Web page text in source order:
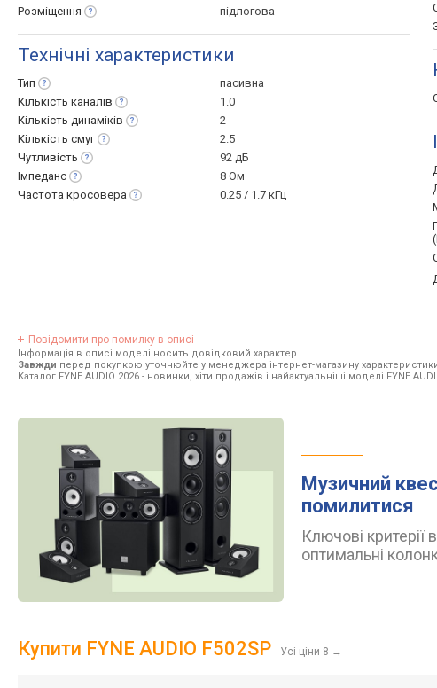
Розміщення
підлогова
Технічні характеристики
Тип
пасивна
Кількість каналів
1.0
Кількість динаміків
2
Кількість смуг
2.5
Чутливість
92 дБ
Імпеданс
8 Ом
Частота кросовера 0.25 / 1.7 кГц
Повідомити про помилку в описі
Інформація в описі моделі носить довідковий характер.
Завжди перед покупкою уточнюйте у менеджера інтернет-магазину
Каталог FYNE AUDIO 2026 - новинки, хіти продажів і найактуальніші моделі FYNE
Музичний
помилитися
Ключові
оптимальні
Купити FYNE AUDIO F502SP Усі ціни 8 →